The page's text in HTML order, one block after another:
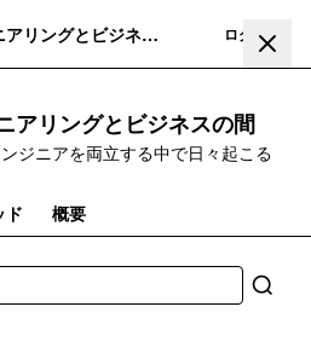
リングとビジネス
ログイン
アリングとビジネスの間
ジニアを両立する中で日々起こる
ド 概要